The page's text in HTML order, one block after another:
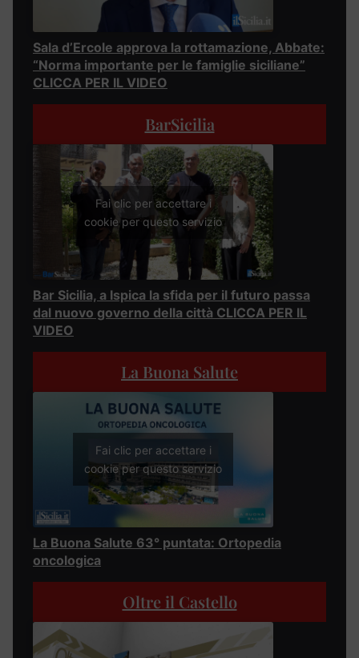
Sala d’Ercole approva la rottamazione, Abbate:
“Norma importante per le famiglie siciliane”
CLICCA PER IL VIDEO
BarSicilia
Fai clic per accettare i
cookie per questo servizio
Bar Sicilia, a Ispica la sfida per il futuro passa
dal nuovo governo della città CLICCA PER IL
VIDEO
La Buona Salute
Fai clic per accettare i
cookie per questo servizio
La Buona Salute 63° puntata: Ortopedia
oncologica
Oltre il Castello